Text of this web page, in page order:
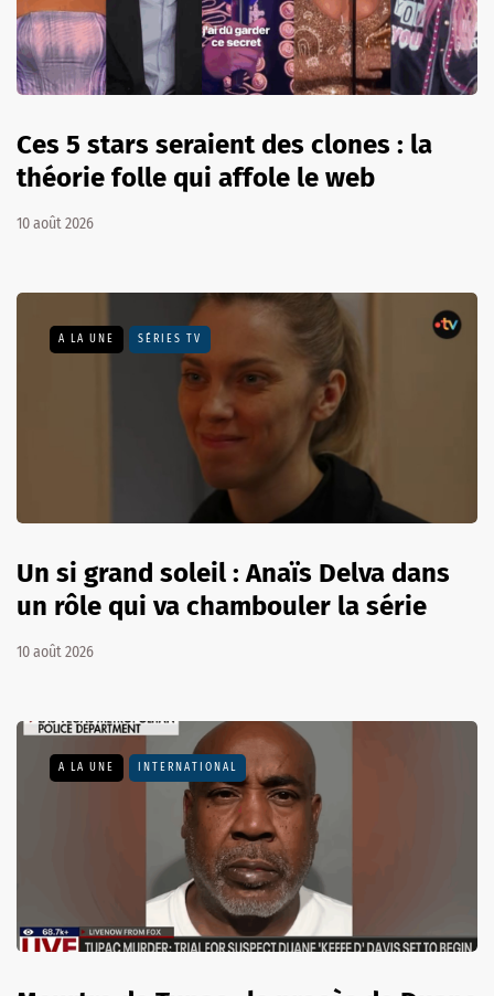
Ces 5 stars seraient des clones : la
théorie folle qui affole le web
10 août 2026
A LA UNE SÉRIES TV
Un si grand soleil : Anaïs Delva dans
un rôle qui va chambouler la série
10 août 2026
A LA UNE INTERNATIONAL